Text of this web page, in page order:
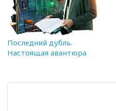
Последний дубль.
Настоящая авантюра